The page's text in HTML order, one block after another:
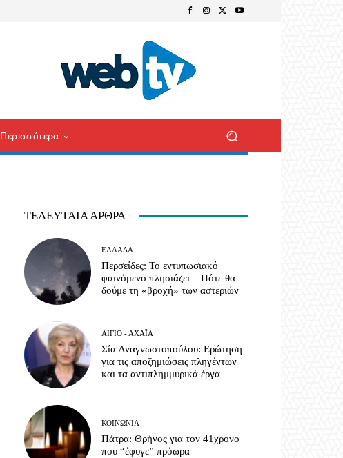
Περισσότερα
ΤΕΛΕΥΤΑΊΑ ΆΡΘΡΑ
ΕΛΛΆΔΑ
Περσείδες: Το εντυπωσιακό
φαινόμενο πλησιάζει – Πότε θα
δούμε τη «βροχή» των αστεριών
ΑΊΓΙΟ - ΑΧΑΪ́Α
Σία Αναγνωστοπούλου: Ερώτηση
για τις αποζημιώσεις πληγέντων
και τα αντιπλημμυρικά έργα
ΚΟΙΝΩΝΊΑ
Πάτρα: Θρήνος για τον 41χρονο
που “έφυγε” πρόωρα